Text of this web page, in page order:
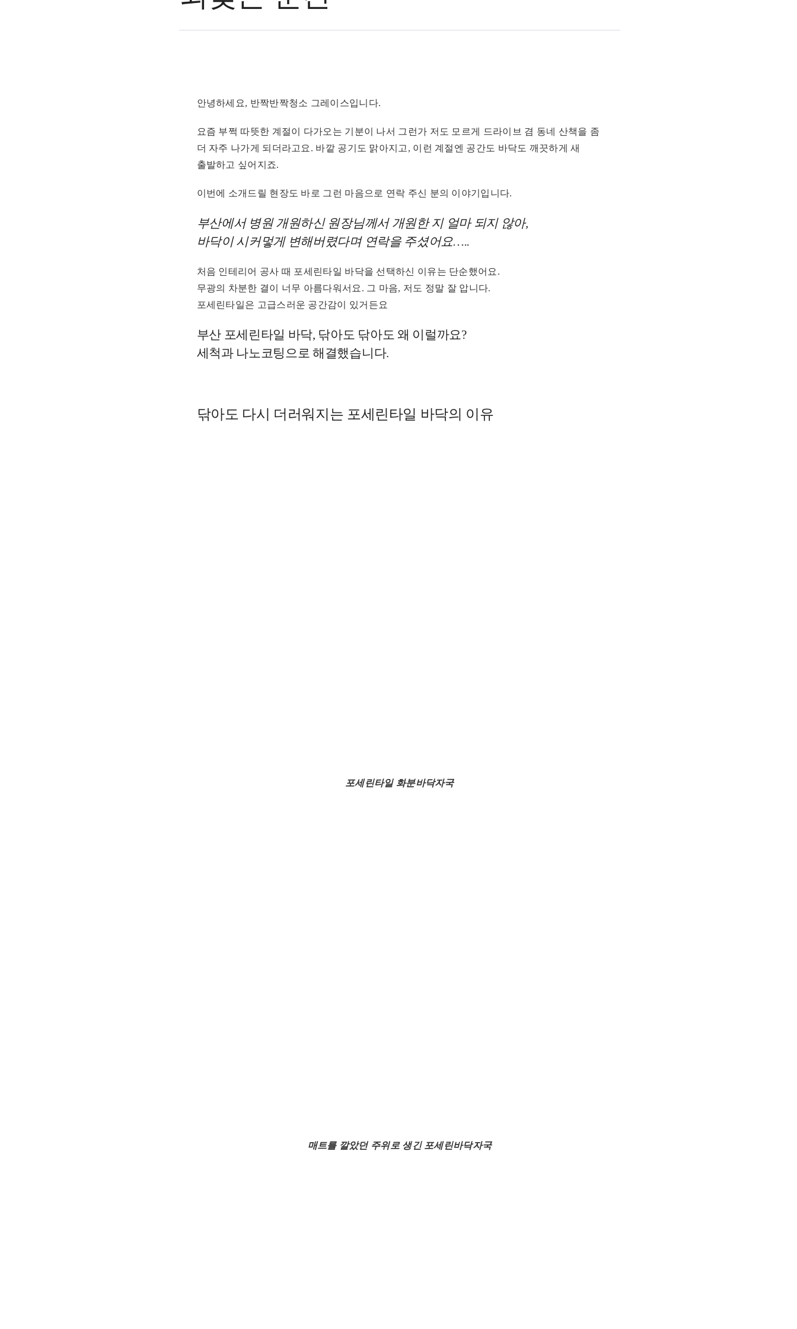
안녕하세요, 반짝반짝청소 그레이스입니다.
요즘 부쩍 따뜻한 계절이 다가오는 기분이 나서 그런가 저도 모르게 드라이브 겸 동네 산책을 좀
더 자주 나가게 되더라고요. 바깥 공기도 맑아지고, 이런 계절엔 공간도 바닥도 깨끗하게 새
출발하고 싶어지죠.
이번에 소개드릴 현장도 바로 그런 마음으로 연락 주신 분의 이야기입니다.
부산에서 병원 개원하신 원장님께서 개원한 지 얼마 되지 않아,
바닥이 시커멓게 변해버렸다며 연락을 주셨어요…..
처음 인테리어 공사 때 포세린타일 바닥을 선택하신 이유는 단순했어요.
무광의 차분한 결이 너무 아름다워서요. 그 마음, 저도 정말 잘 압니다.
포세린타일은 고급스러운 공간감이 있거든요
부산 포세린타일 바닥, 닦아도 닦아도 왜 이럴까요?
세척과 나노코팅으로 해결했습니다.
닦아도 다시 더러워지는 포세린타일 바닥의 이유
포세린타일 화분바닥자국
매트를 깔았던 주위로 생긴 포세린바닥자국